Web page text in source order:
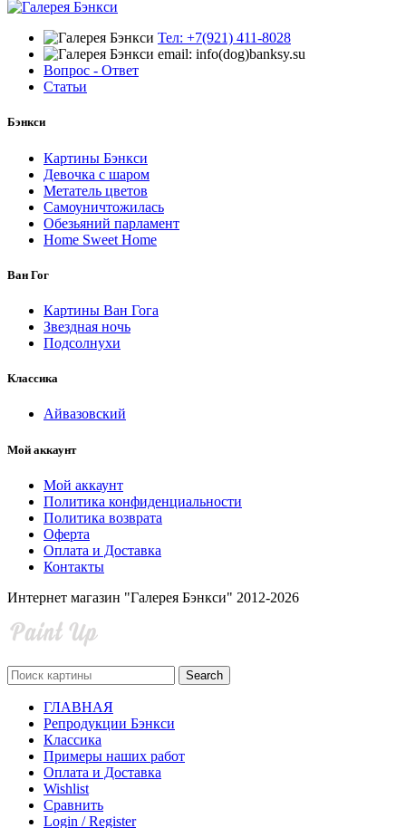
Тел: +7(921) 411-8028
email: info(dog)banksy.su
Вопрос - Ответ
Статьи
Бэнкси
Картины Бэнкси
Девочка с шаром
Метатель цветов
Самоуничтожилась
Обезьяний парламент
Home Sweet Home
Ван Гог
Картины Ван Гога
Звездная ночь
Подсолнухи
Классика
Айвазовский
Мой аккаунт
Мой аккаунт
Политика конфиденциальности
Политика возврата
Оферта
Оплата и Доставка
Контакты
Интернет магазин "Галерея Бэнкси" 2012-2026
Search
ГЛАВНАЯ
Репродукции Бэнкси
Классика
Примеры наших работ
Оплата и Доставка
Wishlist
Сравнить
Login / Register